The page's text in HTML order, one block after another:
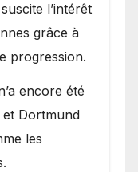
l’intérêt
grâce à
progression.
encore été
Dortmund
les